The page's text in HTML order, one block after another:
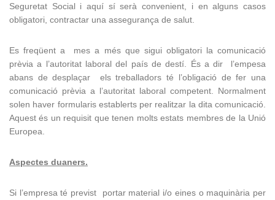
Seguretat Social i aquí sí serà convenient, i en alguns casos
obligatori, contractar una assegurança de salut.
Es freqüent a mes a més que sigui obligatori la comunicació
prèvia a l’autoritat laboral del país de destí. És a dir l’empesa
abans de desplaçar els treballadors té l’obligació de fer una
comunicació prèvia a l’autoritat laboral competent. Normalment
solen haver formularis establerts per realitzar la dita comunicació.
Aquest és un requisit que tenen molts estats membres de la Unió
Europea.
Aspectes duaners.
Si l’empresa té previst portar material i/o eines o maquinària per